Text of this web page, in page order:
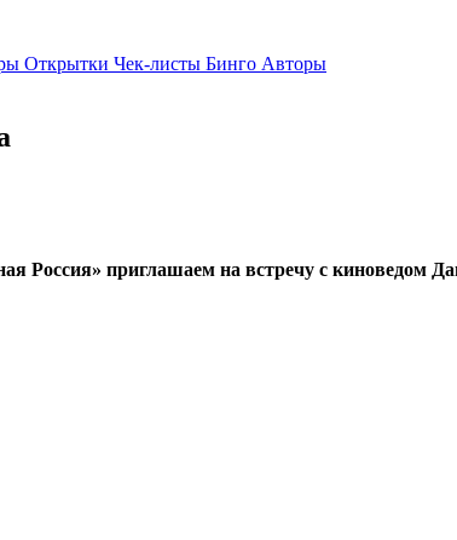
Открытки Чек-листы Бинго Авторы
Россия» приглашаем на встречу с киноведом